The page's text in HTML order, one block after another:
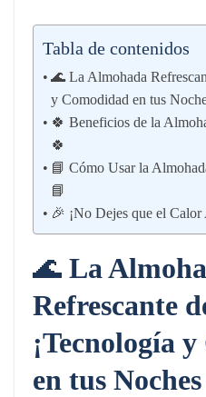
Tabla de contenidos
🌊 La Almohada
y Comodidad en tus
🍀 Beneficios de la
🍀
📘 Cómo Usar la
📘
🎉 ¡No Dejes que el
🌊 La
Refrescante
¡Tecnología
en tus